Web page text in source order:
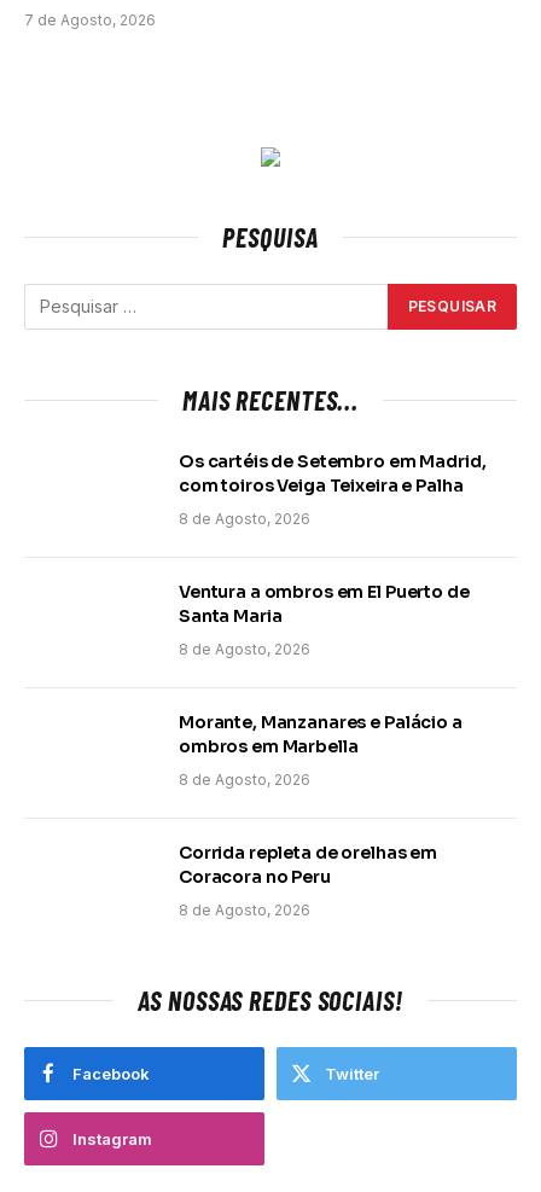
7 de Agosto, 2026
PESQUISA
MAIS RECENTES...
Os cartéis de Setembro em Madrid,
com toiros Veiga Teixeira e Palha
8 de Agosto, 2026
Ventura a ombros em El Puerto de
Santa Maria
8 de Agosto, 2026
Morante, Manzanares e Palácio a
ombros em Marbella
8 de Agosto, 2026
Corrida repleta de orelhas em
Coracora no Peru
8 de Agosto, 2026
AS NOSSAS REDES SOCIAIS!
Facebook Twitter
Instagram